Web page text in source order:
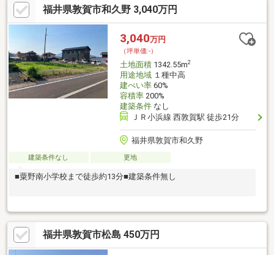
福井県敦賀市和久野 3,040万円
3,040万円
（坪単価:-）
土地面積1342.55m2
用途地域１種中高
建ぺい率60%
容積率200%
建築条件なし
ＪＲ小浜線 西敦賀駅 徒歩21分
福井県敦賀市和久野
建築条件なし 更地
■粟野南小学校まで徒歩約13分■建築条件無し
福井県敦賀市松島 450万円